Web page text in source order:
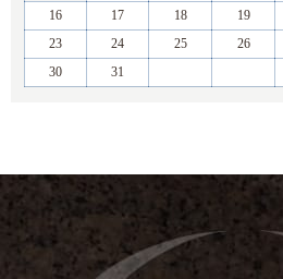
16
17 18 19
23
24 25 26
30
31